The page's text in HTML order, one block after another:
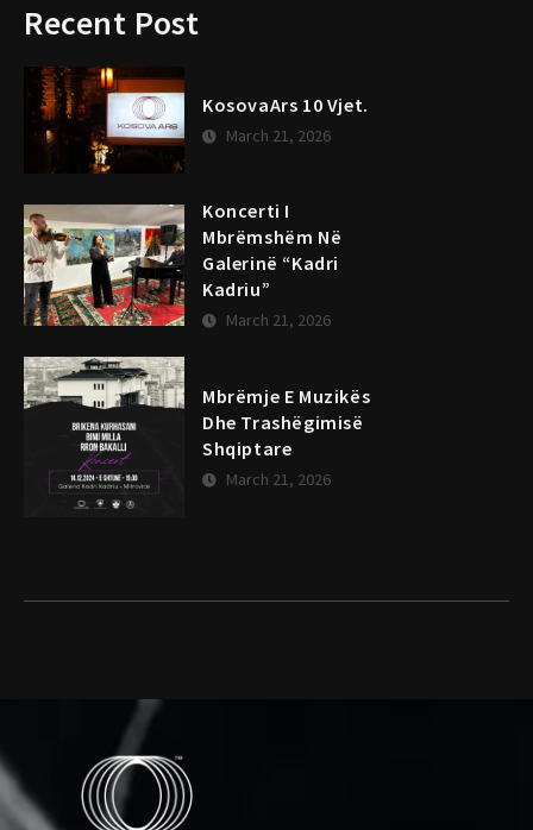
Recent Post
KosovaArs 10 Vjet.
March 21, 2026
Koncerti I
Mbrëmshëm Në
Galerinë “Kadri
Kadriu”
March 21, 2026
Mbrëmje E Muzikës
Dhe Trashëgimisë
Shqiptare
March 21, 2026